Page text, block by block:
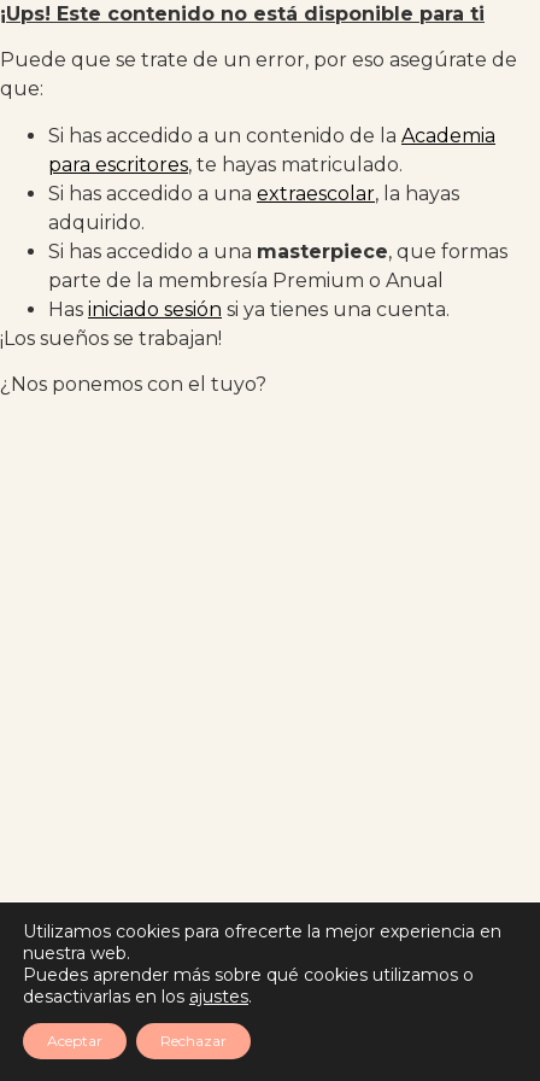
¡Ups! Este contenido no está disponible para ti
Puede que se trate de un error, por eso asegúrate de
que:
Si has accedido a un contenido de la Academia
para escritores, te hayas matriculado.
Si has accedido a una extraescolar, la hayas
adquirido.
Si has accedido a una masterpiece, que formas
parte de la membresía Premium o Anual
Has iniciado sesión si ya tienes una cuenta.
¡Los sueños se trabajan!
¿Nos ponemos con el tuyo?
Utilizamos cookies para ofrecerte la mejor experiencia en
nuestra web.
Puedes aprender más sobre qué cookies utilizamos o
desactivarlas en los ajustes.
Aceptar Rechazar